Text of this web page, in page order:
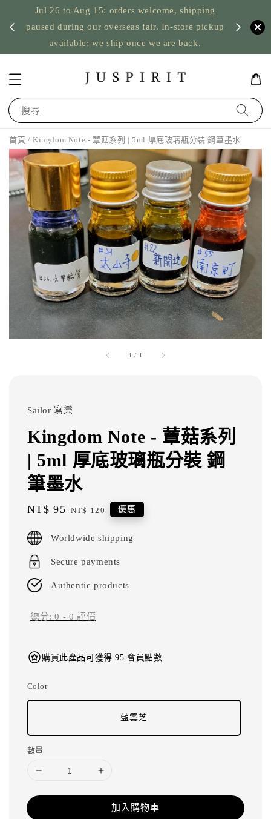
Jul 26 to Aug 15: orders welcome, shipping
paused during our overseas fair. In-store pickup
available; we ship once we are back.
US
搜尋
首頁 / Kingdom Note - 蕈菇系列 | 5ml 厚底玻璃瓶分裝 鋼筆墨水
1 / 1
Sailor 寫樂
Kingdom Note - 蕈菇系列
| 5ml 厚底玻璃瓶分裝 鋼
筆墨水
Sale
NT$ 95 Regular
NT$ 120 優惠
Worldwide shipping
Secure payments
Authentic products
總分:0 - 0 評價
購買此產品可獲得 95 會員點數
Color
藍雲芝
數量
加入購物車